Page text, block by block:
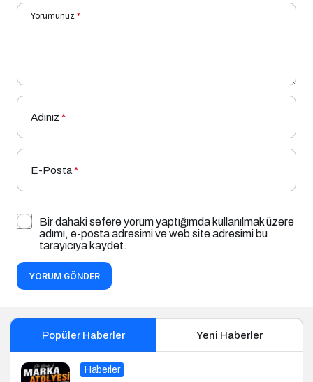
Yorumunuz *
Adınız *
E-Posta*
Bir dahaki sefere yorum yaptığımda kullanılmak üzere
adımı, e-posta adresimi ve web site adresimi bu
tarayıcıya kaydet.
YORUM GÖNDER
Popüler Haberler Yeni Haberler
Haberler